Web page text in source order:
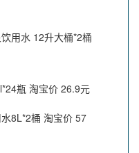
用水 12升大桶*2桶
瓶 淘宝价 26.9元
8L*2桶 淘宝价 57